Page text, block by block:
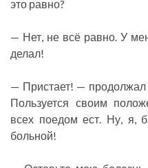
это равно?
— Нет, не всё равно. У
делал!
— Пристает! —
Пользуется своим
всех поедом ест. Ну, я,
больной!